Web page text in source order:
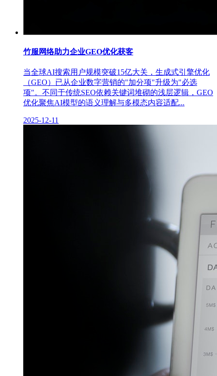
竹服网络助力企业GEO优化获客
当全球AI搜索用户规模突破15亿大关，生成式引擎优化
（GEO）已从企业数字营销的"加分项"升级为"必选
项"。不同于传统SEO依赖关键词堆砌的浅层逻辑，GEO
优化聚焦AI模型的语义理解与多模态内容适配...
2025-12-11